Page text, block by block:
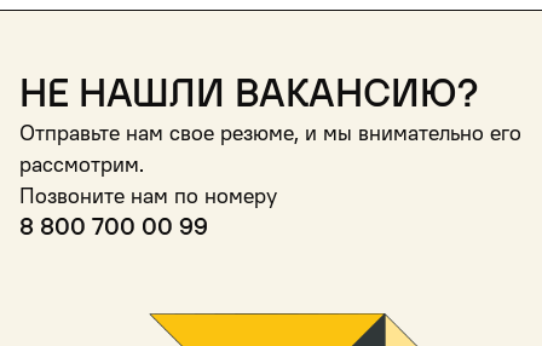
Не нашли вакансию?
Отправьте нам свое резюме, и мы внимательно его
рассмотрим.
Позвоните нам по номеру
8 800 700 00 99